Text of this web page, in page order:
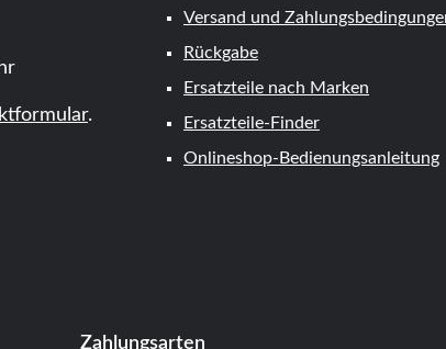
.
Versand und
Rückgabe
Ersatzteile nach Marken
Ersatzteile-Finder
Onlineshop-Bedienungsanleitung
Zahlungsarten